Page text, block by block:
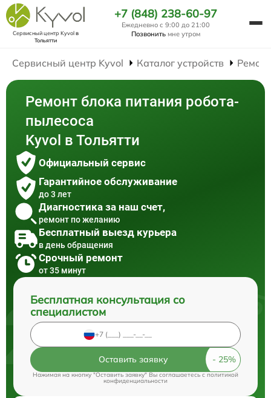
Сервисный центр Kyvolв
Тольятти
+7 (848) 238-60-97
Ежедневно с 9:00 до 21:00
Позвонить мне утром
Сервисный центр Kyvol Каталог устройств
Ремонт блока питания робота-
пылесоса
Kyvol в Тольятти
Официальный сервис
Гарантийное обслуживание
до 3 лет
Диагностика за наш счет,
ремонт по желанию
Бесплатный выезд курьера
в день обращения
Срочный ремонт
от 35 минут
Бесплатная консультация со
специалистом
Оставить заявку
Нажимая на кнопку "Оставить заявку" Вы соглашаетесь cполитикой
конфиденциальности